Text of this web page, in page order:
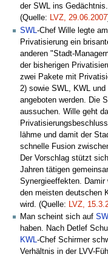
der SWL ins
(Quelle: LVZ, 29.06.2007
SWL -Chef Wille legte
Privatisierung ein
anderen "Stadt-
der bisherigen
zwei Pakete mit
2) sowie SWL, KWL und
angeboten werden. Die
aussuchen. Wille geht
lähme und damit der
schnelle Fusion
Der Vorschlag stützt
Jahren tätigen
Synergieeffekten. Damir
den meisten deutschen
wird. (Quelle:
LVZ,
Man scheint sich auf SWL
haben. Nach Detlef
KWL -Chef Schirmer
Verhältnis in der LVV-